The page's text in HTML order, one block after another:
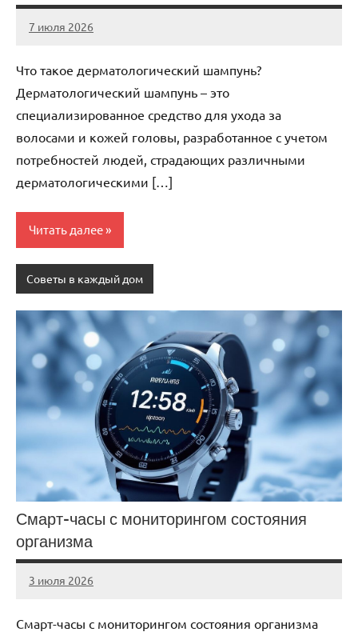
7 июля 2026
Avtor
Нет
Что такое дерматологический шампунь?
Дерматологический шампунь – это
специализированное средство для ухода за
волосами и кожей головы, разработанное с учетом
потребностей людей, страдающих различными
дерматологическими […]
Читать далее
Советы в каждый дом
Смарт-часы с мониторингом состояния
организма
3 июля 2026
Avtor
Нет
Смарт-часы с мониторингом состояния организма